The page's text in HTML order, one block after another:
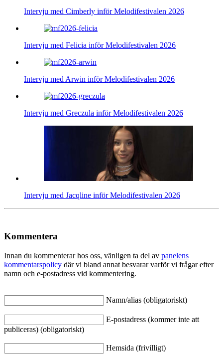
Intervju med Cimberly inför Melodifestivalen 2026
Intervju med Felicia inför Melodifestivalen 2026
Intervju med Arwin inför Melodifestivalen 2026
Intervju med Greczula inför Melodifestivalen 2026
Intervju med Jacqline inför Melodifestivalen 2026
Kommentera
Innan du kommenterar hos oss, vänligen ta del av panelens
kommentarspolicy där vi bland annat besvarar varför vi frågar efter
namn och e-postadress vid kommentering.
Namn/alias (obligatoriskt)
E-postadress (kommer inte att
publiceras) (obligatoriskt)
Hemsida (frivilligt)